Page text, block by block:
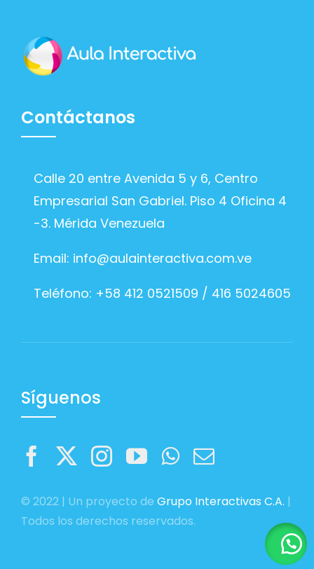
Contáctanos
Calle 20 entre Avenida 5 y 6, Centro
Empresarial San Gabriel. Piso 4 Oficina 4
-3. Mérida Venezuela
Email: info@aulainteractiva.com.ve
Teléfono: +58 412 0521509 / 416 5024605
Síguenos
© 2022 | Un proyecto de Grupo Interactivas C.A. |
Todos los derechos reservados.